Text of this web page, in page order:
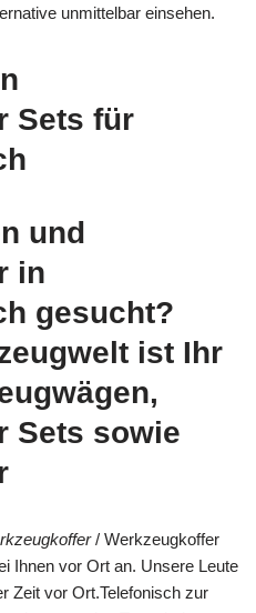
unmittelbar einsehen.
Sets für
und
in
gesucht?
ist Ihr
Sets sowie
/ Werkzeugkoffer
Ihnen vor Ort an. Unsere Leute
Zeit vor Ort.Telefonisch zur